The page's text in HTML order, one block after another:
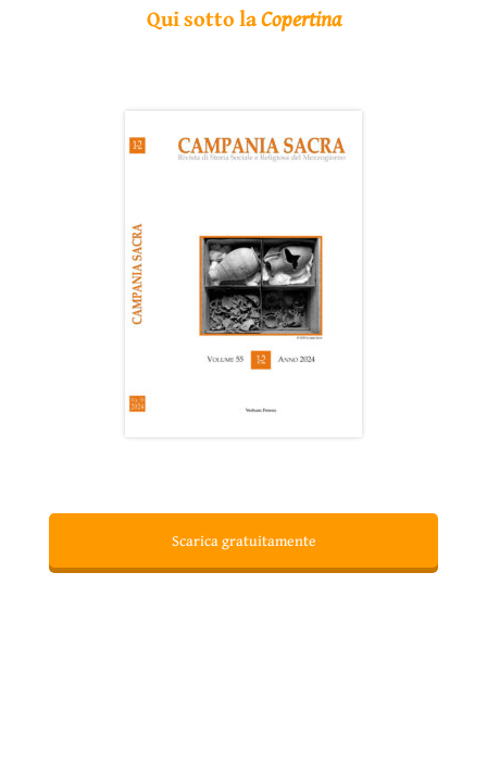
Qui sotto laCopertina
Scarica gratuitamente